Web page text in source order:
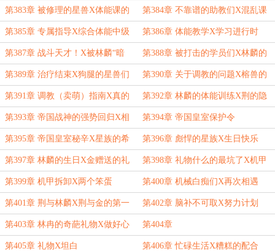
的榕
第383章 被修理的星兽X体能课的
助教们
第384章 不靠谱的助教们X混乱课
堂
第385章 专属指导X综合体能中级
应用
第386章 体能教学X学习进行时
第387章 战斗天才！X被林麟“暗
算”的埃希·隼
第388章 被打击的学员们X林麟的
收获
第389章 治疗结束X狗腿的星兽们 第390章 关于调教的问题X榕兽的
教导
第391章 调教（卖萌）指南X真的
好么？X榕的秘密
第392章 林麟的体能训练X荆的隐
患
第393章 帝国战神的强势回归X相
似的脸孔
第394章 帝国皇室保护令
第395章 帝国皇室秘辛X星族的希
望
第396章 彪悍的星族X生日快乐
第397章 林麟的生日X金赠送的礼
物
第398章 礼物什么的最坑了X机甲
制造课
第399章 机甲拆卸X两个笨蛋 第400章 机械白痴们X再次相遇
第401章 荆与林麟X荆与金的第一
次面对面
第402章 脑补不可取X努力计划
第403章 林冉的奇葩礼物X做好心
理准备
第404章
第405章 礼物X坦白 第406章 忙碌生活X糟糕的配合